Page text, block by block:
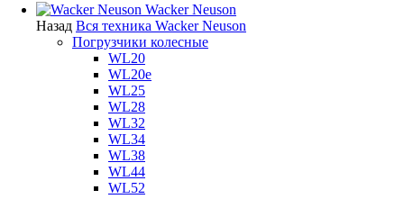
Wacker Neuson
Назад Вся техника Wacker Neuson
Погрузчики колесные
WL20
WL20e
WL25
WL28
WL32
WL34
WL38
WL44
WL52